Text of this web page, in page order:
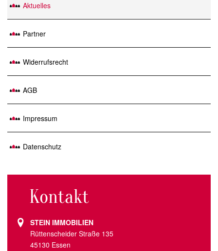
Aktuelles
Partner
Widerrufsrecht
AGB
Impressum
Datenschutz
Kontakt
STEIN IMMOBILIEN
Rüttenscheider Straße 135
45130 Essen